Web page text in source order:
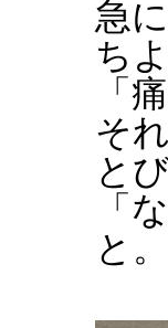
急
ち
「
そ
と
「
と。